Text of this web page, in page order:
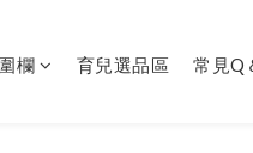
欄 育兒選品區 常見Q